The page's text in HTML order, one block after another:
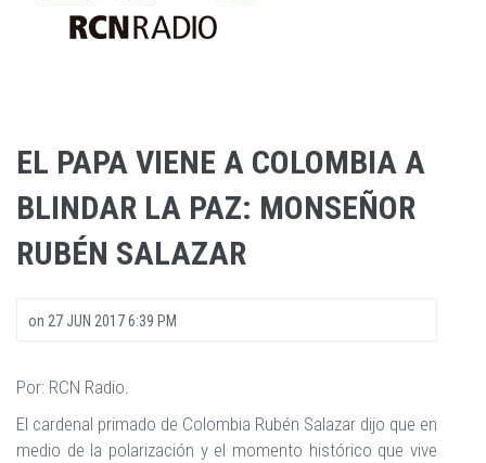
EL PAPA VIENE A COLOMBIA A
BLINDAR LA PAZ: MONSEÑOR
RUBÉN SALAZAR
on 27 JUN 2017 6:39 PM
Por: RCN Radio.
El cardenal primado de Colombia Rubén Salazar dijo que en
medio de la polarización y el momento histórico que vive